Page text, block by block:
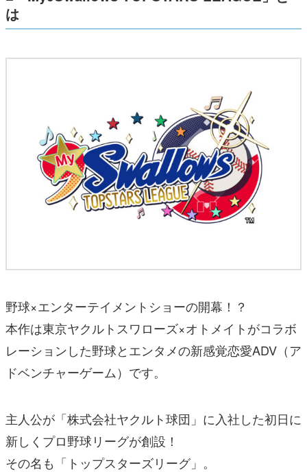
は
野球×エンターテイメントショーの開幕！？
本作は東京ヤクルトスワローズ×オトメイトがコラボ
レーションした野球とエンタメの新感覚恋愛ADV（ア
ドベンチャーゲーム）です。
主人公が「株式会社ヤクルト球団」に入社した初日に
新しくプロ野球リーグが創設！
その名も「トップスターズリーグ」。